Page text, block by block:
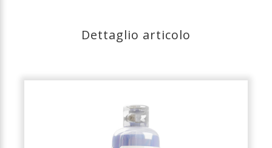
Dettaglio articolo